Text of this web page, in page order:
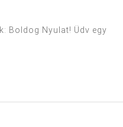
Boldog Nyulat! Üdv egy